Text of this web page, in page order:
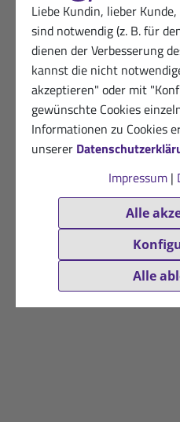
Liebe Kundin, lieber
sind notwendig (z. B. für
dienen der Verbesserung
kannst die nicht
akzeptieren" oder mit
gewünschte Cookies
Informationen zu Cookies
unserer
Impressum|
Alle
Alle